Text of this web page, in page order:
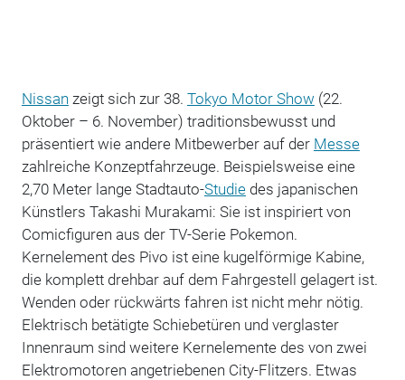
Nissan zeigt sich zur 38. Tokyo Motor Show (22.
Oktober – 6. November) traditionsbewusst und
präsentiert wie andere Mitbewerber auf der Messe
zahlreiche Konzeptfahrzeuge. Beispielsweise eine
2,70 Meter lange Stadtauto-Studiedes japanischen
Künstlers Takashi Murakami: Sie ist inspiriert von
Comicfiguren aus der TV-Serie Pokemon.
Kernelement des Pivo ist eine kugelförmige Kabine,
die komplett drehbar auf dem Fahrgestell gelagert ist.
Wenden oder rückwärts fahren ist nicht mehr nötig.
Elektrisch betätigte Schiebetüren und verglaster
Innenraum sind weitere Kernelemente des von zwei
Elektromotoren angetriebenen City-Flitzers. Etwas